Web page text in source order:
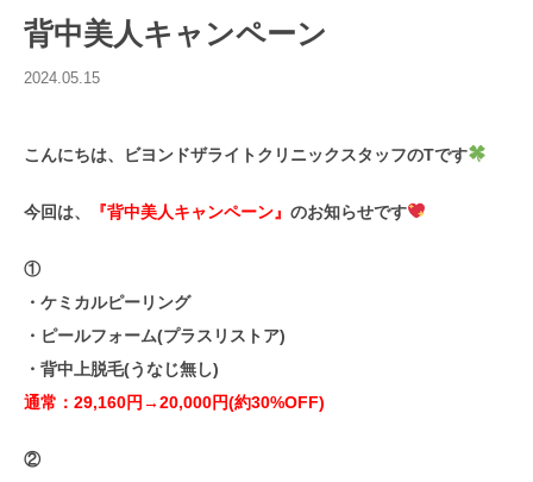
背中美人キャンペーン
2024.05.15
こんにちは、ビヨンドザライトクリニックスタッフのTです
今回は、 『背中美人キャンペーン』 のお知らせです
①
・ケミカルピーリング
・ピールフォーム(プラスリストア)
・背中上脱毛(うなじ無し)
通常：29,160円→20,000円(約30%OFF)
②